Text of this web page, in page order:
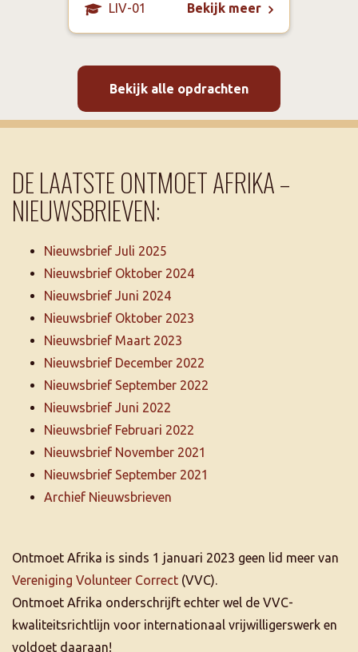
LIV-01 Bekijk meer
Bekijk alle opdrachten
DE LAATSTE ONTMOET AFRIKA –
NIEUWSBRIEVEN:
Nieuwsbrief Juli 2025
Nieuwsbrief Oktober 2024
Nieuwsbrief Juni 2024
Nieuwsbrief Oktober 2023
Nieuwsbrief Maart 2023
Nieuwsbrief December 2022
Nieuwsbrief September 2022
Nieuwsbrief Juni 2022
Nieuwsbrief Februari 2022
Nieuwsbrief November 2021
Nieuwsbrief September 2021
Archief Nieuwsbrieven
Ontmoet Afrika is sinds 1 januari 2023 geen lid meer van
Vereniging Volunteer Correct (VVC).
Ontmoet Afrika onderschrijft echter wel de VVC-
kwaliteitsrichtlijn voor internationaal vrijwilligerswerk en
voldoet daaraan!